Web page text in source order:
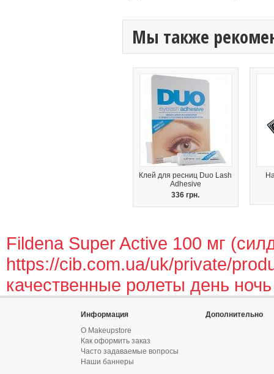
Мы также
Клей для ресниц Duo Lash
Adhesive
336 грн.
Fildena Super Active 100 мг
https://cib.com.ua/uk/private/
качественные ролеты день ночь
Информация
О Makeupstore
Как оформить заказ
Часто задаваемые вопросы
Наши баннеры
Дополнительно